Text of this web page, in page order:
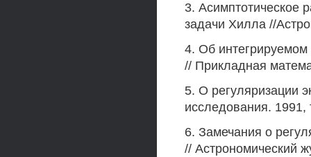
3. Асимптотическое
задачи Хилла //
4. Об интегрируемом
// Прикладная
5. О регуляризации
исследования.
6. Замечания о
// Астрономический